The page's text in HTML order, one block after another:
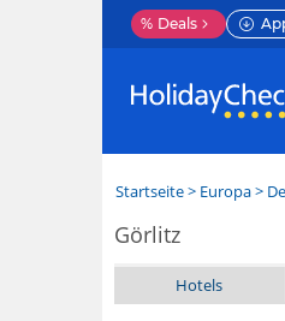
% Deals
Startseite> Europa>
Görlitz
Hotels